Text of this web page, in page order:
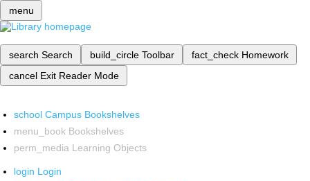
menu
search Search build_circle Toolbar fact_check Homework
cancel Exit Reader Mode
school Campus Bookshelves
menu_book Bookshelves
perm_media Learning Objects
login Login